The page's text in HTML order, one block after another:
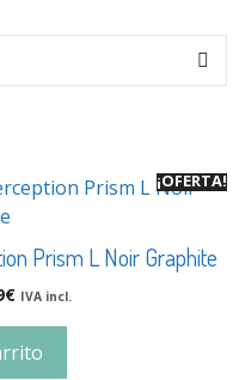
¡OFERTA!
Prism L Noir Graphite
€ IVA incl.